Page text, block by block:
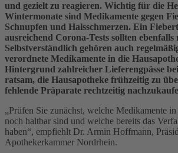
und gezielt zu reagieren. Wichtig für die
Wintermonate sind Medikamente gegen
Schnupfen und Halsschmerzen. Ein
ausreichend Corona-Tests sollten ebenfalls
Selbstverständlich gehören auch
verordnete Medikamente in die
Hintergrund zahlreicher Lieferengpässe
ratsam, die Hausapotheke frühzeitig zu
fehlende Präparate rechtzeitig
„Prüfen Sie zunächst, welche Medikamente
noch haltbar sind und welche bereits das
haben“, empfiehlt Dr. Armin Hoffmann,
Apothekerkammer Nordrhein.